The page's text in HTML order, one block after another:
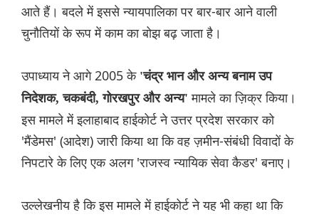
आते हैं। बदले में इससे न्यायपालिका पर बार-बार आने वाली
चुनौतियों के रूप में काम का बोझ बढ़ जाता है।
उपाध्याय ने आगे 2005 के 'चंद्र भान और अन्य बनाम उप
निदेशक, चकबंदी, गोरखपुर और अन्य'मामले का ज़िक्र किया।
इस मामले में इलाहाबाद हाईकोर्ट ने उत्तर प्रदेश सरकार को
'मैंडेमस' (आदेश) जारी किया था कि वह ज़मीन-संबंधी विवादों के
निपटारे के लिए एक अलग 'राजस्व न्यायिक सेवा कैडर' बनाए।
उल्लेखनीय है कि इस मामले में हाईकोर्ट ने यह भी कहा था कि